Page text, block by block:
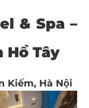
& Spa –
Hồ Tây
Kiếm, Hà Nội